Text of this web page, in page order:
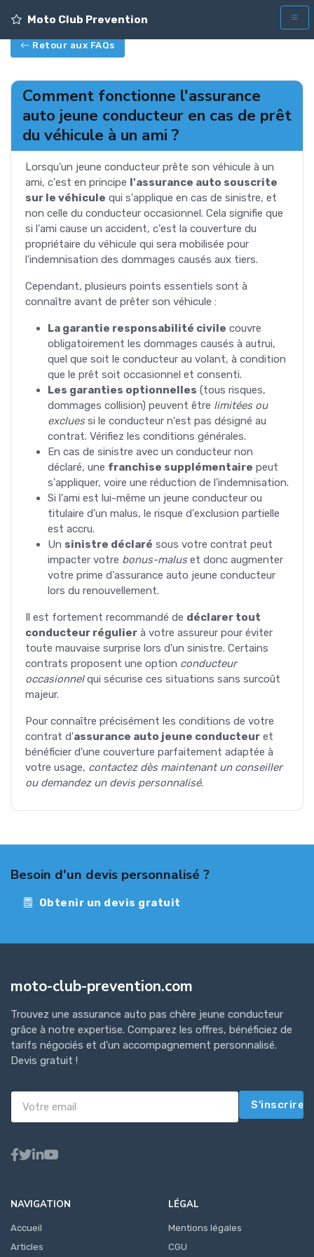
Moto Club Prevention
Retour aux FAQs
Comment fonctionne l'assurance
auto jeune conducteur en cas de prêt
du véhicule à un ami ?
Lorsqu'un jeune conducteur prête son véhicule à un
ami, c'est en principe l'assurance auto souscrite
sur le véhicule qui s'applique en cas de sinistre, et
non celle du conducteur occasionnel. Cela signifie que
si l'ami cause un accident, c'est la couverture du
propriétaire du véhicule qui sera mobilisée pour
l'indemnisation des dommages causés aux tiers.
Cependant, plusieurs points essentiels sont à
connaître avant de prêter son véhicule :
La garantie responsabilité civile couvre
obligatoirement les dommages causés à autrui,
quel que soit le conducteur au volant, à condition
que le prêt soit occasionnel et consenti.
Les garanties optionnelles (tous risques,
dommages collision) peuvent être limitées ou
excluessi le conducteur n'est pas désigné au
contrat. Vérifiez les conditions générales.
En cas de sinistre avec un conducteur non
déclaré, une franchise supplémentaire peut
s'appliquer, voire une réduction de l'indemnisation.
Si l'ami est lui-même un jeune conducteur ou
titulaire d'un malus, le risque d'exclusion partielle
est accru.
Un sinistre déclaré sous votre contrat peut
impacter votre bonus-maluset donc augmenter
votre prime d'assurance auto jeune conducteur
lors du renouvellement.
Il est fortement recommandé de déclarer tout
conducteur régulier à votre assureur pour éviter
toute mauvaise surprise lors d'un sinistre. Certains
contrats proposent une option conducteur
occasionnelqui sécurise ces situations sans surcoût
majeur.
Pour connaître précisément les conditions de votre
contrat d'assurance auto jeune conducteur et
bénéficier d'une couverture parfaitement adaptée à
votre usage, contactez dès maintenant un conseiller
ou demandez un devis personnalisé.
Besoin d'un devis personnalisé ?
Obtenir un devis gratuit
moto-club-prevention.com
Trouvez une assurance auto pas chère jeune conducteur
grâce à notre expertise. Comparez les offres, bénéficiez de
tarifs négociés et d'un accompagnement personnalisé.
Devis gratuit !
S'inscrire
NAVIGATION
Accueil
Articles
LÉGAL
Mentions légales
CGU